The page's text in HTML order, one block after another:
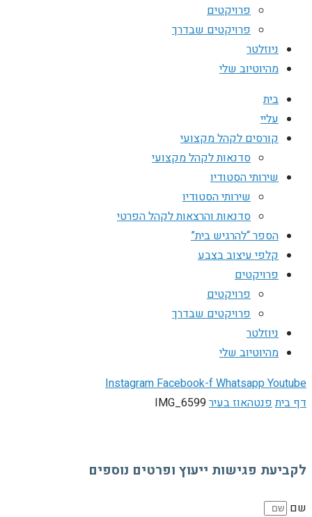
פרויקטים
פרויקטים שבדרך
ניוזלטר
מהיוטיוב שלי
בית
עליי
קורסים לקהל מקצועי
סדנאות לקהל מקצועי
שירותי הסטודיו
שירותי הסטודיו
סדנאות והרצאות לקהל הפרטי
הספר “להרגיש בית”
קלפי עיצוב בצבע
פרויקטים
פרויקטים
פרויקטים שבדרך
ניוזלטר
מהיוטיוב שלי
InstagramFacebook-fWhatsappYoutube
דף ביתפנטהאוז בעירIMG_6599
לקביעת פגישות ייעוץ ופרטים נוספים
שם